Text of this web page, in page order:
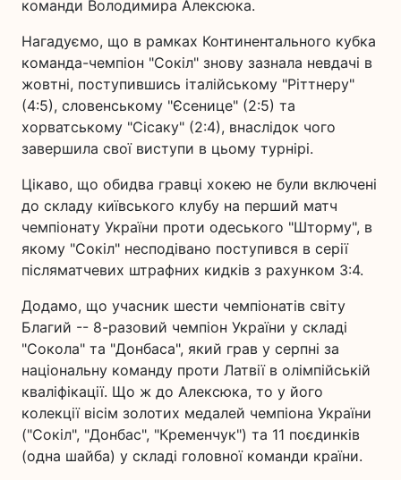
команди Володимира Алексюка.
Нагадуємо, що в рамках Континентального кубка
команда-чемпіон "Сокіл" знову зазнала невдачі в
жовтні, поступившись італійському "Ріттнеру"
(4:5), словенському "Єсенице" (2:5) та
хорватському "Сісаку" (2:4), внаслідок чого
завершила свої виступи в цьому турнірі.
Цікаво, що обидва гравці хокею не були включені
до складу київського клубу на перший матч
чемпіонату України проти одеського "Шторму", в
якому "Сокіл" несподівано поступився в серії
післяматчевих штрафних кидків з рахунком 3:4.
Додамо, що учасник шести чемпіонатів світу
Благий -- 8-разовий чемпіон України у складі
"Сокола" та "Донбаса", який грав у серпні за
національну команду проти Латвії в олімпійській
кваліфікації. Що ж до Алексюка, то у його
колекції вісім золотих медалей чемпіона України
("Сокіл", "Донбас", "Кременчук") та 11 поєдинків
(одна шайба) у складі головної команди країни.